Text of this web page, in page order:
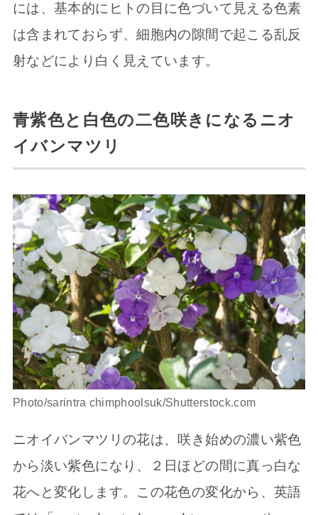
には、基本的にヒトの目に色づいて見える色素
は含まれておらず、細胞内の隙間で起こる乱反
射などにより白く見えています。
青紫色と白色の二色咲きになるニオ
イバンマツリ
Photo/sarintra chimphoolsuk/Shutterstock.com
ニオイバンマツリの花は、咲き始めの濃い紫色
から淡い紫色になり、２日ほどの間に真っ白な
花へと変化します。この花色の変化から、英語